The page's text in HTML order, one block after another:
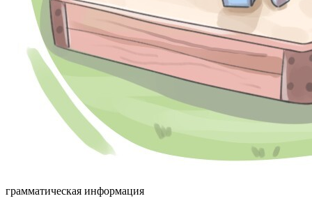
грамматическая информация